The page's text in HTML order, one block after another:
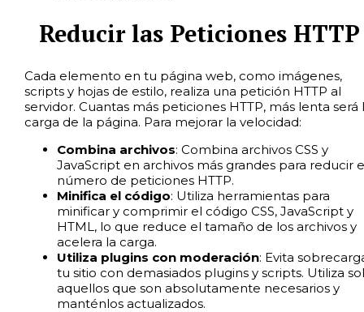
Reducir las Peticiones HTTP
Cada elemento en tu página web, como imágenes,
scripts y hojas de estilo, realiza una petición HTTP al
servidor. Cuantas más peticiones HTTP, más lenta será
carga de la página. Para mejorar la velocidad:
Combina archivos: Combina archivos CSS y
JavaScript en archivos más grandes para reducir
número de peticiones HTTP.
Minifica el código: Utiliza herramientas para
minificar y comprimir el código CSS, JavaScript y
HTML, lo que reduce el tamaño de los archivos y
acelera la carga.
Utiliza plugins con moderación: Evita
tu sitio con demasiados plugins y scripts. Utiliza
aquellos que son absolutamente necesarios y
manténlos actualizados.